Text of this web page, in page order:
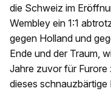
die Schweiz im
Wembley ein 1:1
gegen Holland und
Ende und der Traum,
Jahre zuvor für
dieses